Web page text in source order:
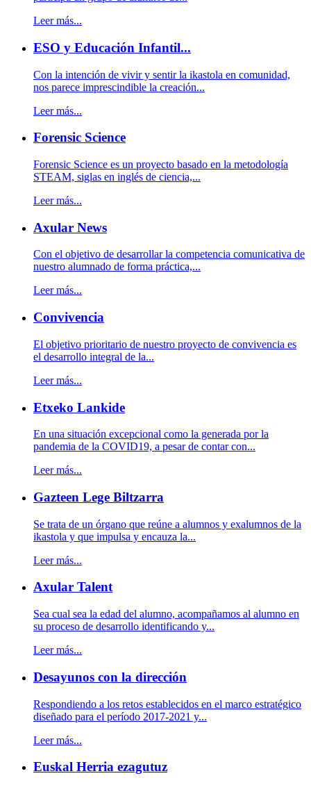
Leer más...
ESO y Educación Infantil...
Con la intención de vivir y sentir la ikastola en comunidad,
nos parece imprescindible la creación...
Leer más...
Forensic Science
Forensic Science es un proyecto basado en la metodología
STEAM, siglas en inglés de ciencia,...
Leer más...
Axular News
Con el objetivo de desarrollar la competencia comunicativa de
nuestro alumnado de forma práctica,...
Leer más...
Convivencia
El objetivo prioritario de nuestro proyecto de convivencia es
el desarrollo integral de la...
Leer más...
Etxeko Lankide
En una situación excepcional como la generada por la
pandemia de la COVID19, a pesar de contar con...
Leer más...
Gazteen Lege Biltzarra
Se trata de un órgano que reúne a alumnos y exalumnos de la
ikastola y que impulsa y encauza la...
Leer más...
Axular Talent
Sea cual sea la edad del alumno, acompañamos al alumno en
su proceso de desarrollo identificando y...
Leer más...
Desayunos con la dirección
Respondiendo a los retos establecidos en el marco estratégico
diseñado para el período 2017-2021 y...
Leer más...
Euskal Herria ezagutuz